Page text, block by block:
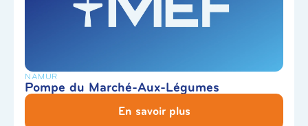
NAMUR
Pompe du Marché-Aux-Légumes
En savoir plus